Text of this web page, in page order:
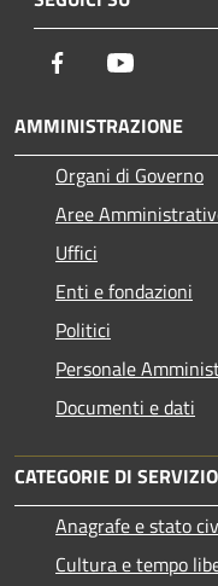
Facebook
AMMINISTRAZIONE
Organi di Governo
Aree
Uffici
Enti e fondazioni
Politici
Personale
Documenti e dati
CATEGORIE DI SERVIZIO
Anagrafe e stato
Cultura e tempo